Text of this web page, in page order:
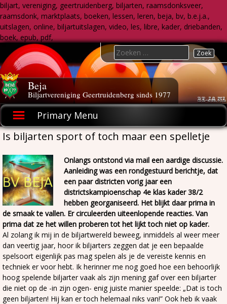
biljart, vereniging, geertruidenberg, biljarten, raamsdonksveer,
raamsdonk, marktplaats, boeken, lessen, leren, beja, bv, b.e.j.a.,
uitslagen, online, biljartuitslagen, video, les, libre, kader, driebanden,
boek, epub, pdf,
to
content
Beja
Biljartvereniging Geertruidenberg sinds 1977
Primary Menu
Search
for:
Is biljarten sport of toch maar een spelletje
Onlangs ontstond via mail een aardige discussie.
Aanleiding was een rondgestuurd berichtje, dat
een paar districten vorig jaar een
districtskampioenschap 4e klas kader 38/2
hebben georganiseerd. Het blijkt daar prima in
de smaak te vallen. Er circuleerden uiteenlopende reacties. Van
prima dat ze het willen proberen tot het lijkt toch niet op kader.
Al zolang ik mij in de biljartwereld beweeg, inmiddels al weer meer
dan veertig jaar, hoor ik biljarters zeggen dat je een bepaalde
spelsoort eigenlijk pas mag spelen als je de vereiste kennis en
techniek er voor hebt. Ik herinner me nog goed hoe een behoorlijk
hoog spelende biljarter vaak als zijn mening gaf over een biljarter
die niet op de -in zijn ogen- enig juiste manier speelde: „Dat is toch
geen biljarten! Hij kan er toch helemaal niks van!” Ook heb ik vaak